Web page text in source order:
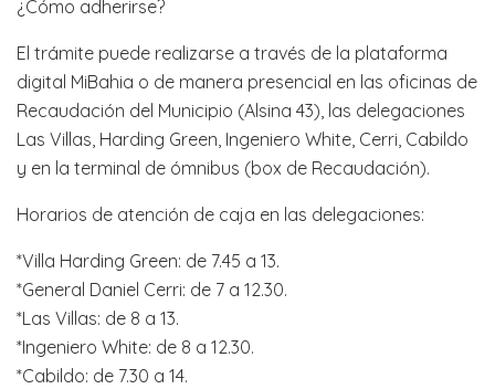
¿Cómo adherirse?
El trámite puede realizarse a través de la plataforma
digital MiBahia o de manera presencial en las oficinas de
Recaudación del Municipio (Alsina 43), las delegaciones
Las Villas, Harding Green, Ingeniero White, Cerri, Cabildo
y en la terminal de ómnibus (box de Recaudación).
Horarios de atención de caja en las delegaciones:
*Villa Harding Green: de 7.45 a 13.
*General Daniel Cerri: de 7 a 12.30.
*Las Villas: de 8 a 13.
*Ingeniero White: de 8 a 12.30.
*Cabildo: de 7.30 a 14.